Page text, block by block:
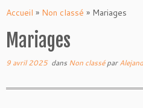
toAccueil » Non classé » Mariages
Mariages
9 avril 2025dans Non classépar